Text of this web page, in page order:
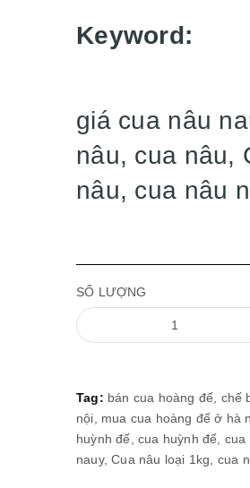
Keyword:
giá cua nâu
nâu, cua nâu,
nâu, cua nâu
SỐ LƯỢNG
Tag: bán cua hoàng đế, chế
nội, mua cua hoàng đế ở hà
huỳnh đế, cua huỳnh đế, cua
nauy,Cua nâu loại 1kg, cua